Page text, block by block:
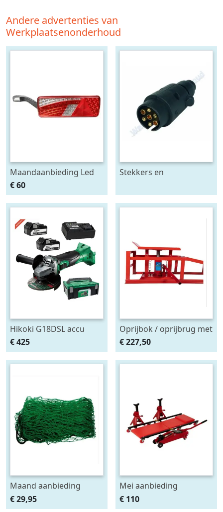
Andere advertenties van
Werkplaatsenonderhoud
Maandaanbieding Led
achterlicht 12-24V links
m. breedtelamp
€ 60
Stekkers en
Hikoki G18DSL accu
haakse slijper (2x5Ah +
HSCII)
€ 425
Oprijbok / oprijbrug met
ingebouwde krik. set
2stuks
€ 227,50
Maand aanbieding
Afdeknet 4x2 mtr maas
4.5 x 4.5 cm
€ 29,95
Mei aanbieding
Monteursligkar+2 tons
krik + 2 assteunen
€ 110